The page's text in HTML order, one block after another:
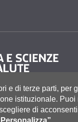
ITALIA
Posta Elettronica Certificata
e di terze parti, per
istituzionale. Puoi
di